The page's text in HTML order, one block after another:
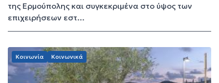
της Ερμούπολης και συγκεκριμένα στο ύψος των
επιχειρήσεων εστ...
Κοινωνία Κοινωνικά